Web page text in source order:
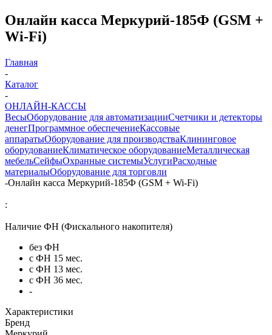
Онлайн касса Меркурий-185Ф (GSM +
Wi-Fi)
Главная
-
Каталог
-
ОНЛАЙН-КАССЫ
ВесыОборудование для автоматизацииСчетчики и детекторы
денегПрограммное обеспечениеКассовые
аппаратыОборудование для производстваКлининговое
оборудованиеКлиматическое оборудованиеМеталлическая
мебельСейфыОхранные системыУслугиРасходные
материалыОборудование для торговли
-Онлайн касса Меркурий-185Ф (GSM + Wi-Fi)
:
Наличие ФН (Фискального накопителя)
без ФН
с ФН 15 мес.
с ФН 13 мес.
с ФН 36 мес.
-
Характеристики
Бренд